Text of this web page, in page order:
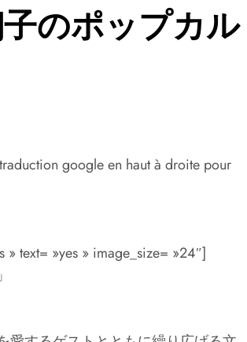
のポップカル
google en haut à droite pour
text= »yes » image_size= »24″]